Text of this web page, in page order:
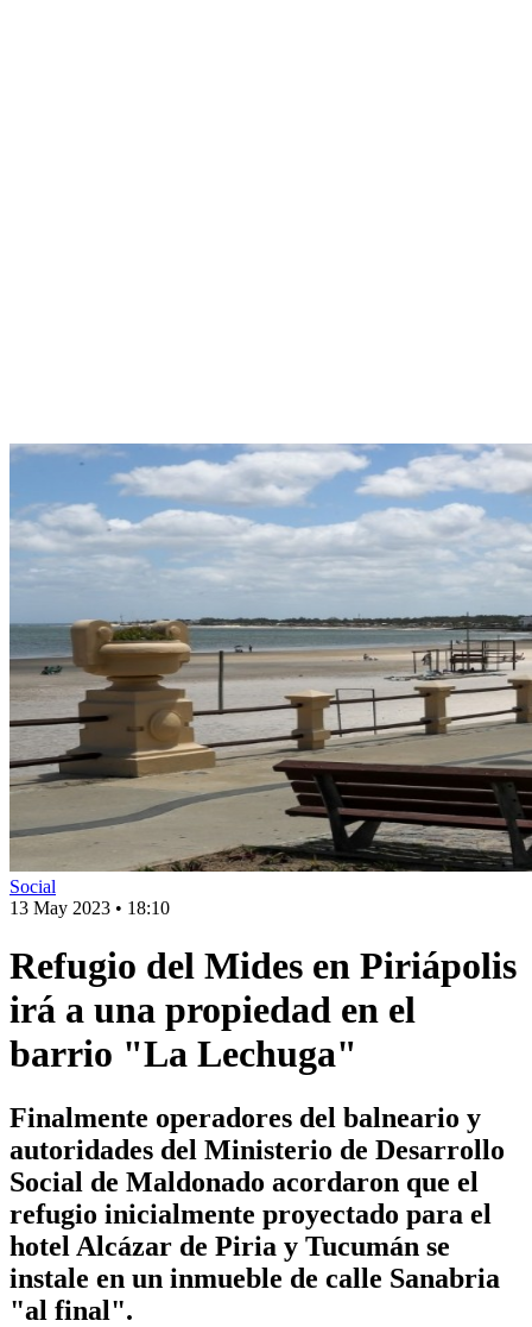
Social
13 May 2023 • 18:10
Refugio del Mides en Piriápolis
irá a una propiedad en el
barrio "La Lechuga"
Finalmente operadores del balneario y
autoridades del Ministerio de Desarrollo
Social de Maldonado acordaron que el
refugio inicialmente proyectado para el
hotel Alcázar de Piria y Tucumán se
instale en un inmueble de calle Sanabria
"al final".